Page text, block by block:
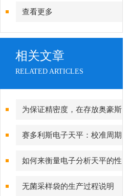
查看更多
相关文章
RELATED ARTICLES
为保证精密度，在存放奥豪斯
电子天平时一定要注意
赛多利斯电子天平：校准周期
设定与期间核查方法
如何来衡量电子分析天平的性
能？
无菌采样袋的生产过程说明